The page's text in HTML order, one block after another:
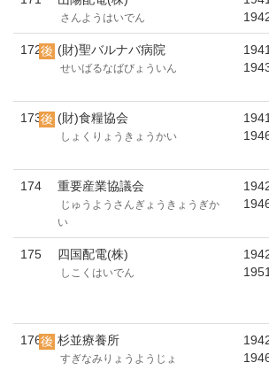
さんようはいでん
172 (財)聖バルナバ病院
せいばるなばびょういん
173 (財)食糧協会
しょくりょうきょうかい
174 重要産業協議会
じゅうようさんぎょうきょうぎか
い
175 四国配電(株)
しこくはいでん
176 杉並療養所
すぎなみりょうようじょ